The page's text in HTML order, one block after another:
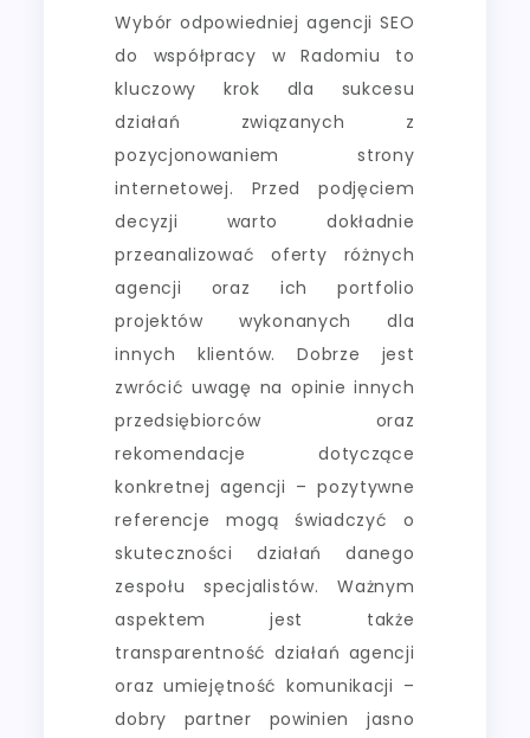
Wybór odpowiedniej agencji SEO
do współpracy w Radomiu to
kluczowy krok dla sukcesu
działań związanych z
pozycjonowaniem strony
internetowej. Przed podjęciem
decyzji warto dokładnie
przeanalizować oferty różnych
agencji oraz ich portfolio
projektów wykonanych dla
innych klientów. Dobrze jest
zwrócić uwagę na opinie innych
przedsiębiorców oraz
rekomendacje dotyczące
konkretnej agencji – pozytywne
referencje mogą świadczyć o
skuteczności działań danego
zespołu specjalistów. Ważnym
aspektem jest także
transparentność działań agencji
oraz umiejętność komunikacji –
dobry partner powinien jasno